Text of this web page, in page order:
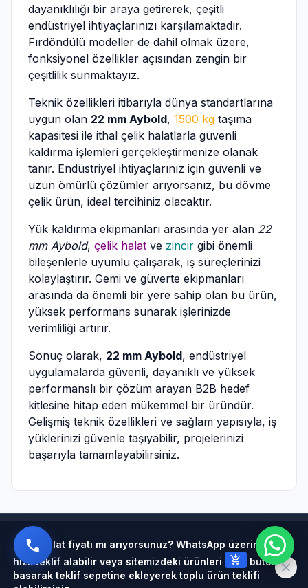
dayanıklılığı bir araya getirerek, çeşitli
endüstriyel ihtiyaçlarınızı karşılamaktadır.
Fırdöndülü modeller de dahil olmak üzere,
fonksiyonel özellikler açısından zengin bir
çeşitlilik sunmaktayız.
Teknik özellikleri itibarıyla dünya standartlarına
uygun olan 22 mm Aybold, 1500 kg taşıma
kapasitesi ile ithal çelik halatlarla güvenli
kaldırma işlemleri gerçekleştirmenize olanak
tanır. Endüstriyel ihtiyaçlarınız için güvenli ve
uzun ömürlü çözümler arıyorsanız, bu dövme
çelik ürün, ideal tercihiniz olacaktır.
Yük kaldırma ekipmanları arasında yer alan 22
mm Aybold, çelik halat ve zincir gibi önemli
bileşenlerle uyumlu çalışarak, iş süreçlerinizi
kolaylaştırır. Gemi ve güverte ekipmanları
arasında da önemli bir yere sahip olan bu ürün,
yüksek performans sunarak işlerinizde
verimliliği artırır.
Sonuç olarak, 22 mm Aybold, endüstriyel
uygulamalarda güvenli, dayanıklı ve yüksek
performanslı bir çözüm arayan B2B hedef
kitlesine hitap eden mükemmel bir üründür.
Gelişmiş teknik özellikleri ve sağlam yapısıyla, iş
yüklerinizi güvenle taşıyabilir, projelerinizi
başarıyla tamamlayabilirsiniz.
Çelik halat fiyatı mı arıyorsunuz? WhatsApp üzerinden
hızlı teklif alabilir veya sitemizdeki ürünleri
add_shopping_cart
butonuna
basarak teklif sepetine ekleyerek toplu ürün teklifi